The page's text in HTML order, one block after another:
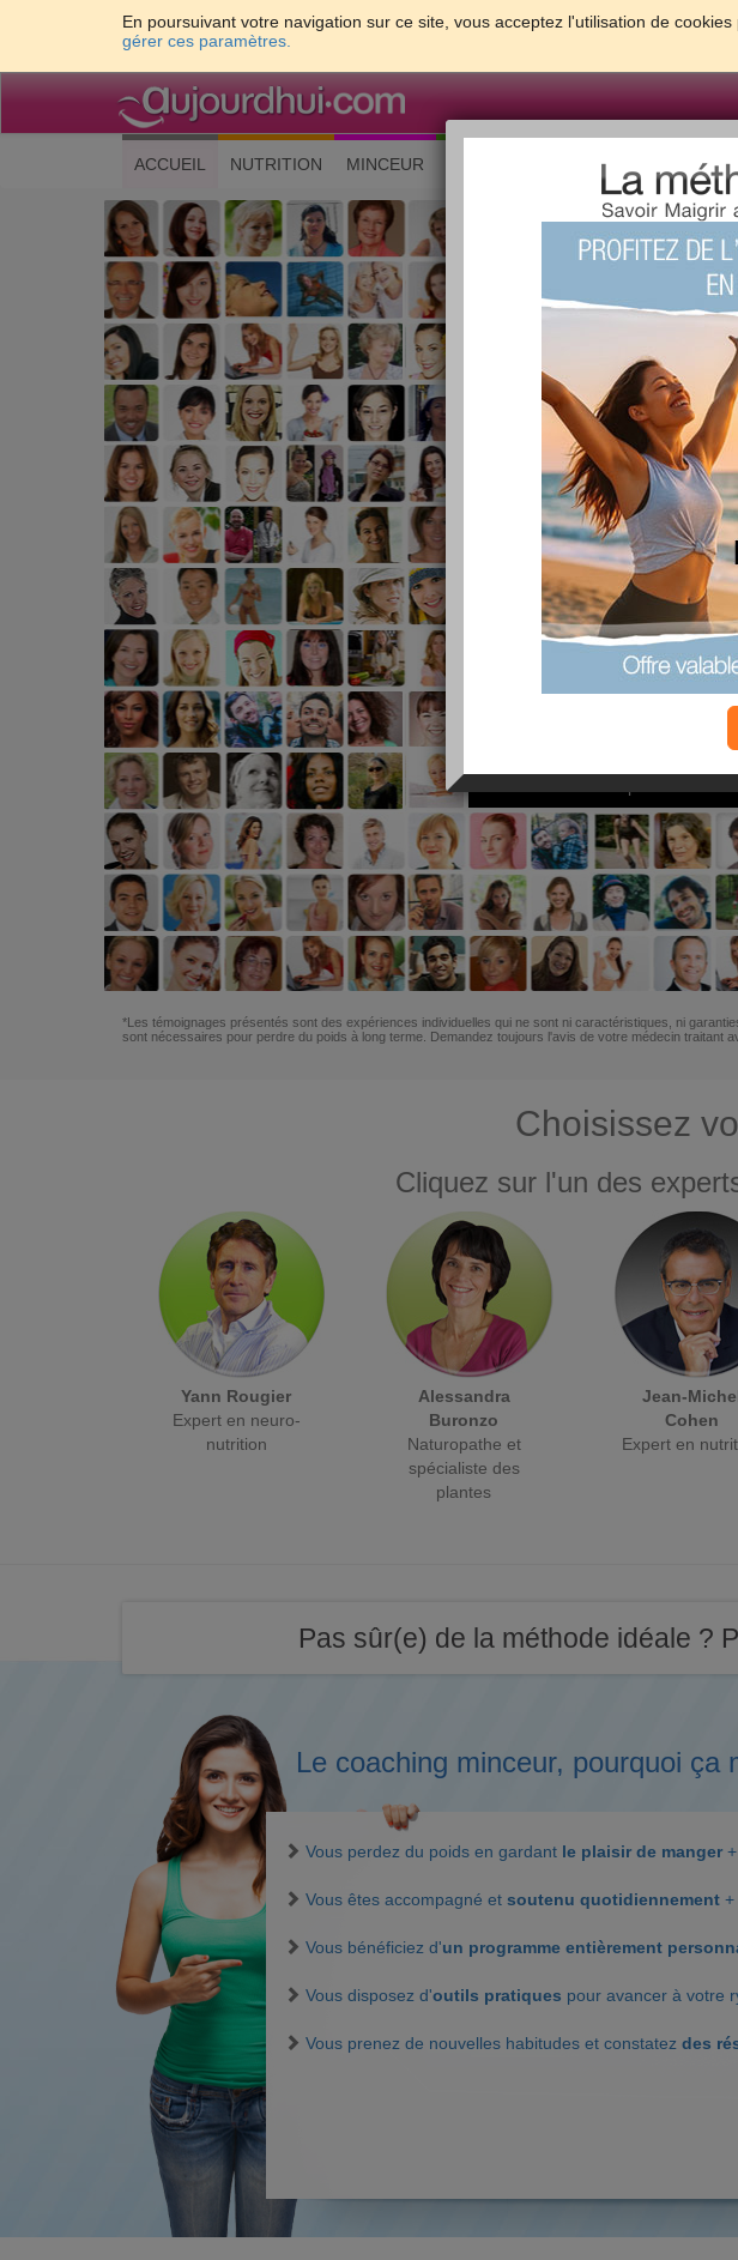
En poursuivant votre navigation sur ce site, vous acceptez l'utilisation de
gérer ces paramètres.
ACCUEIL (current)
NUTRITION MINCEUR FORME & SANTE
Les meilleures
PLUS
EFFICACE
Non,
*Les témoignages présentés sont des expériences individuelles qui ne sont ni caractéristiques, ni
sont nécessaires pour perdre du poids à long terme. Demandez toujours l'avis de votre médecin traitant
Choisissez
Cliquez sur l'un des
Yann Rougier
Expert en neuro-
nutrition
Alessandra
Buronzo
Naturopathe et
spécialiste des
plantes
Jean-
Cohen
Expert en
Pas sûr(e) de la méthode idéale ?
Le coaching minceur, pourquoi ça
Vous perdez du poids en gardant le plaisir de manger +
Vous êtes accompagné et soutenu quotidiennement +
Vous bénéficiez d'un programme entièrement
Vous disposez d'outils pratiques pour avancer à votre
Vous prenez de nouvelles habitudes et constatez des